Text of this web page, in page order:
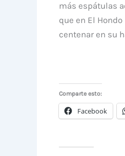
más espátulas
que en El
centenar en su
Comparte esto:
Facebook